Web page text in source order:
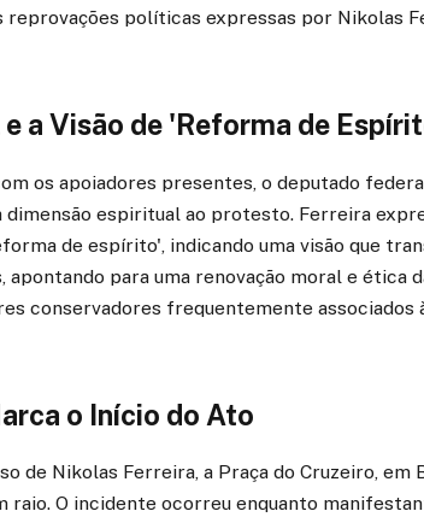
reprovações políticas expressas por Nikolas
a Visão de 'Reforma de
os apoiadores presentes, o deputado
dimensão espiritual ao protesto. Ferreira
de espírito', indicando uma visão que
para uma renovação moral e ética
conservadores frequentemente associados
o Início do Ato
de Nikolas Ferreira, a Praça do Cruzeiro, em
raio. O incidente ocorreu enquanto